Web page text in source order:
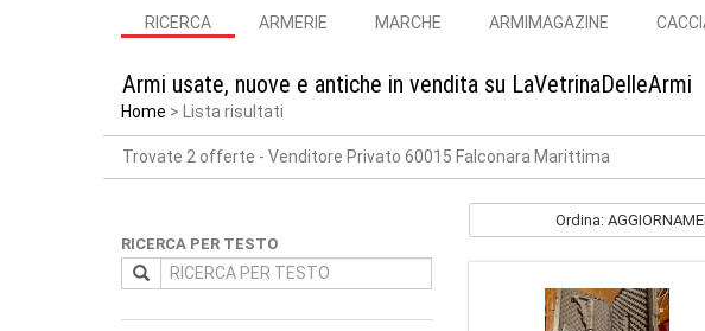
RICERCA ARMERIE MARCHE ARMIMAGAZINE
Armi usate, nuove e antiche in vendita su LaVetrinaDelleArmi
Home Lista risultati
Trovate 2 offerte - Venditore Privato 60015 Falconara Marittima
RICERCA PER TESTO
Ordina: